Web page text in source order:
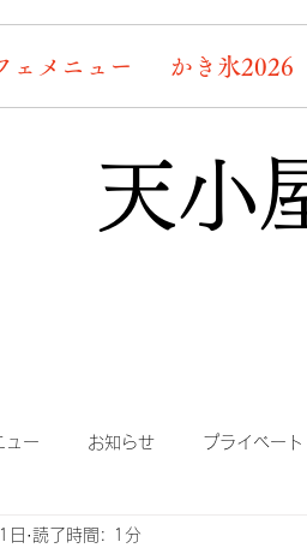
ェメニュー かき氷2026
天小
ュー お知らせ プライベート
まかない 蛍情報
日 読了時間: 1分